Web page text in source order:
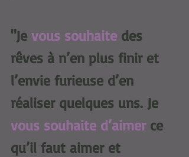
"Je vous souhaite des
rêves à n’en plus finir et
l’envie furieuse d’en
réaliser quelques uns. Je
vous souhaite d’aimer ce
qu’il faut aimer et